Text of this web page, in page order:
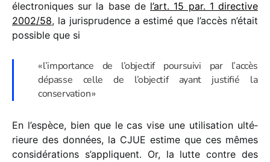
élec­tro­niques sur la base de l’art. 15 par. 1 direc­tive
2002/​58, la juris­pru­dence a estimé que l’accès n’était
possible que si
« l’importance de l’objectif pour­suivi par l’accès
dépasse celle de l’objectif ayant justi­fié la
conservation »
En l’espèce, bien que le cas vise une utili­sa­tion ulté­
rieure des données, la CJUE estime que ces mêmes
consi­dé­ra­tions s’appliquent. Or, la lutte contre des